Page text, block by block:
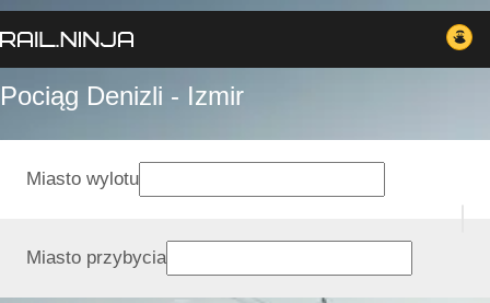
Pociąg Denizli - Izmir
Miasto wylotu
Miasto przybycia